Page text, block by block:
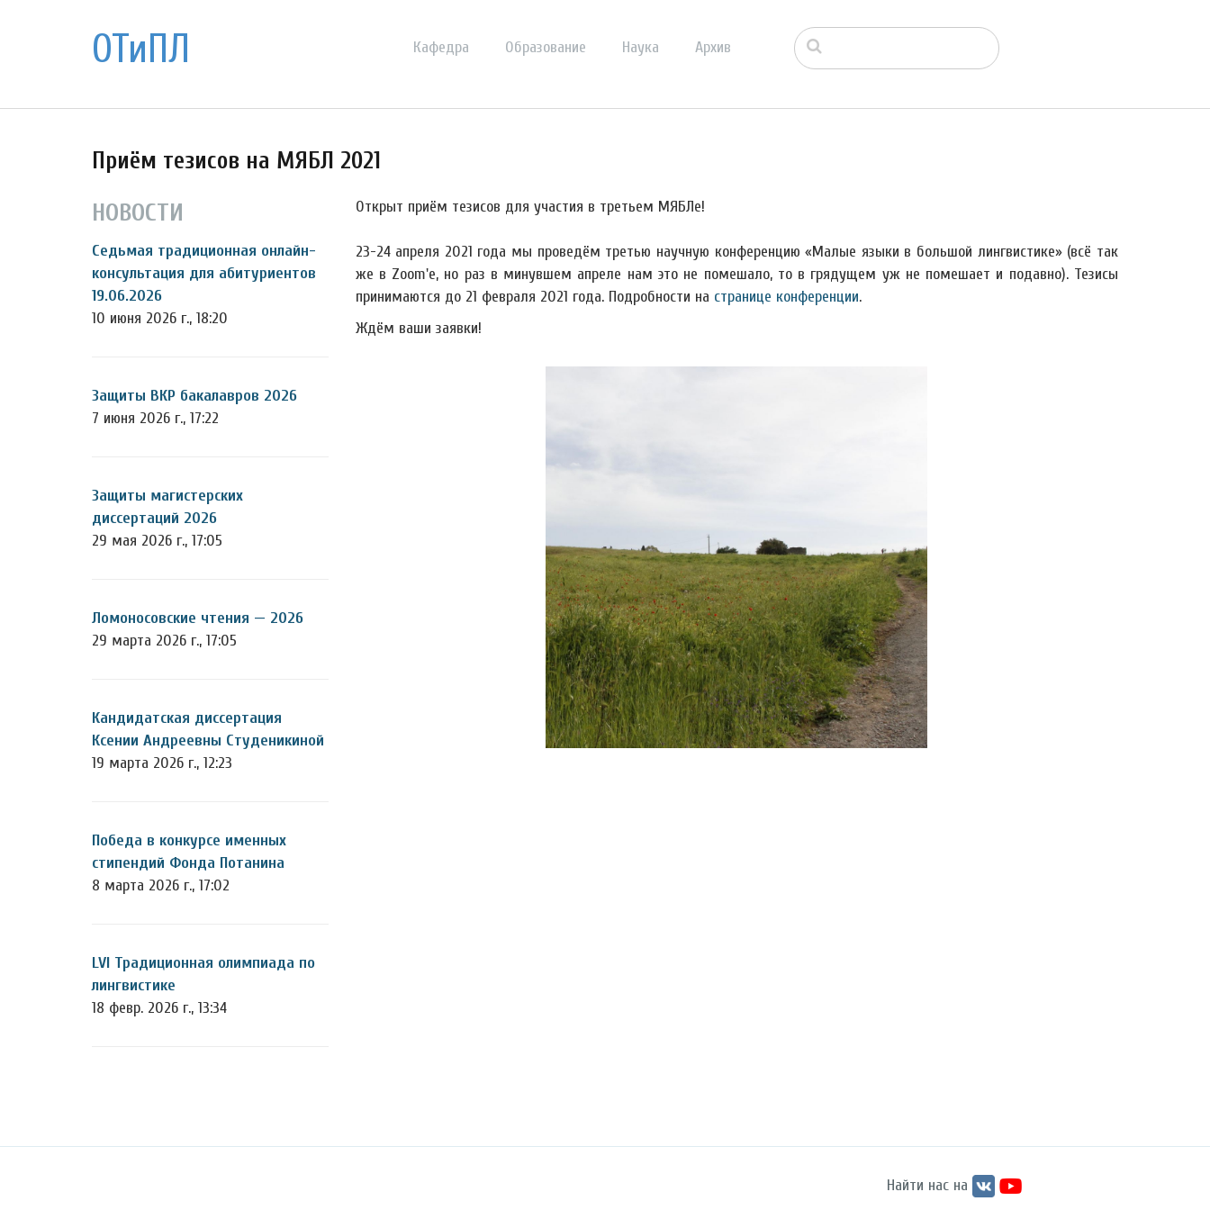
ОТиПЛ Кафедра Образование Наука Архив
Приём тезисов на МЯБЛ 2021
НОВОСТИ
Седьмая традиционная онлайн-
консультация для абитуриентов
19.06.2026
10 июня 2026 г., 18:20
Защиты ВКР бакалавров 2026
7 июня 2026 г., 17:22
Защиты магистерских
диссертаций 2026
29 мая 2026 г., 17:05
Ломоносовские чтения — 2026
29 марта 2026 г., 17:05
Кандидатская диссертация
Ксении Андреевны Студеникиной
19 марта 2026 г., 12:23
Победа в конкурсе именных
стипендий Фонда Потанина
8 марта 2026 г., 17:02
LVI Традиционная олимпиада по
лингвистике
18 февр. 2026 г., 13:34
Открыт приём тезисов для участия в третьем МЯБЛе!
23-24 апреля 2021 года мы проведём третью научную конференцию «Малые языки в большой лингвистике» (всё так
же в Zoom'е, но раз в минувшем апреле нам это не помешало, то в грядущем уж не помешает и подавно). Тезисы
принимаются до 21 февраля 2021 года. Подробности на странице конференции.
Ждём ваши заявки!
Найти нас на